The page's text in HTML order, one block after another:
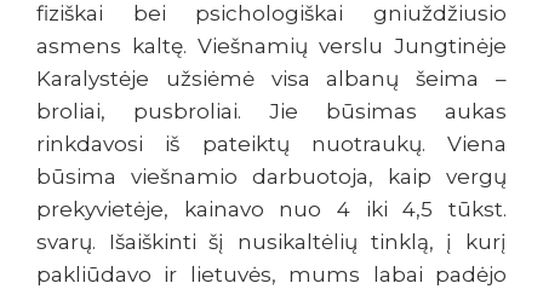
fiziškai bei psichologiškai gniuždžiusio
asmens kaltę. Viešnamių verslu Jungtinėje
Karalystėje užsiėmė visa albanų šeima –
broliai, pusbroliai. Jie būsimas aukas
rinkdavosi iš pateiktų nuotraukų. Viena
būsima viešnamio darbuotoja, kaip vergų
prekyvietėje, kainavo nuo 4 iki 4,5 tūkst.
svarų. Išaiškinti šį nusikaltėlių tinklą, į kurį
pakliūdavo ir lietuvės, mums labai padėjo